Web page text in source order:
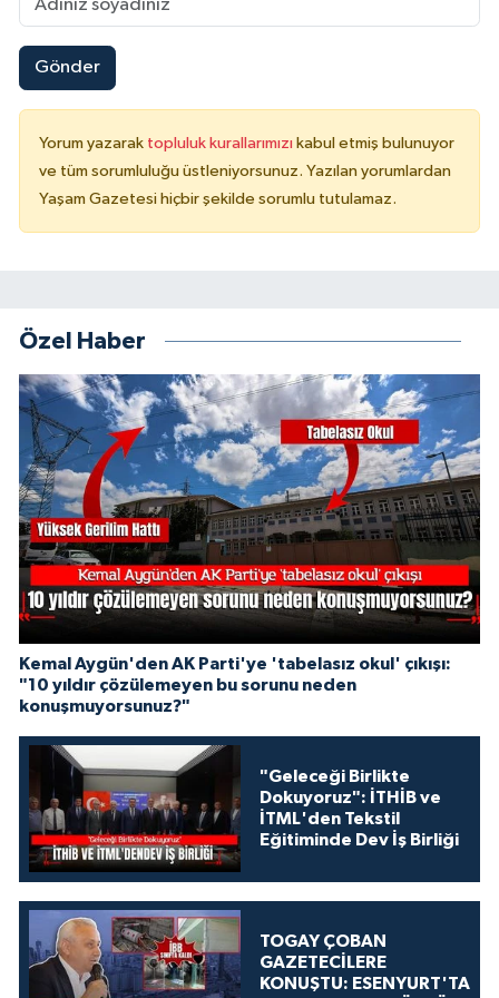
Gönder
Yorum yazarak topluluk kurallarımızı kabul etmiş bulunuyor
ve tüm sorumluluğu üstleniyorsunuz. Yazılan yorumlardan
Yaşam Gazetesi hiçbir şekilde sorumlu tutulamaz.
Özel Haber
Kemal Aygün'den AK Parti'ye 'tabelasız okul' çıkışı:
"10 yıldır çözülemeyen bu sorunu neden
konuşmuyorsunuz?"
"Geleceği Birlikte
Dokuyoruz": İTHİB ve
İTML'den Tekstil
Eğitiminde Dev İş Birliği
TOGAY ÇOBAN
GAZETECİLERE
KONUŞTU: ESENYURT'TA